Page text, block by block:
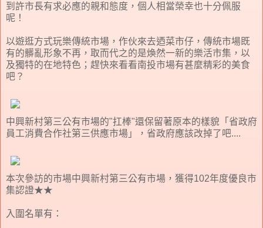
到許市長有求必應的親和態度，個人相當榮幸也十分佩服
呢！
以遊逛方式玩樂傳統市場，作伙來去迺菜市仔，傳統市場既
有的髒亂形象不再，取而代之的是煥然一新的樂活市集，以
及獨特的在地特色；趕快來看看南投市場有甚麼精彩的美食
吧？
中興新村第三公有市場的"扛棒"還保留著原本的樣貌「省政府
員工消費合作社第三供應市場」，省政府應該改掉了吧....
本次參訪的市場中興新村第三公有市場，獲得102年度優良市
集認證★★
入圍名單有：